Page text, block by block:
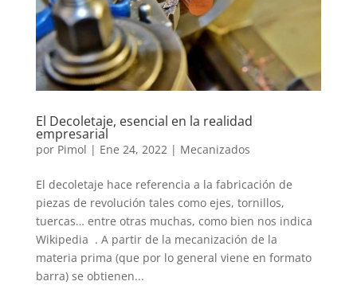
El Decoletaje, esencial en la realidad
empresarial
por Pimol | Ene 24, 2022| Mecanizados
El decoletaje hace referencia a la fabricación de
piezas de revolución tales como ejes, tornillos,
tuercas… entre otras muchas, como bien nos indica
Wikipedia . A partir de la mecanización de la
materia prima (que por lo general viene en formato
barra) se obtienen...